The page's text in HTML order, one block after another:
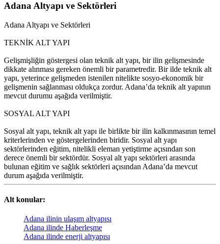
Adana Altyapı ve Sektörleri
Adana Altyapı ve Sektörleri
TEKNİK ALT YAPI
Gelişmişliğin göstergesi olan teknik alt yapı, bir ilin gelişmesinde
dikkate alınması gereken önemli bir parametredir. Bir ilde teknik alt
yapı, yeterince gelişmeden istenilen nitelikte sosyo-ekonomik bir
gelişmenin sağlanması oldukça zordur. Adana’da teknik alt yapının
mevcut durumu aşağıda verilmiştir.
SOSYAL ALT YAPI
Sosyal alt yapı, teknik alt yapı ile birlikte bir ilin kalkınmasının temel
kriterlerinden ve göstergelerinden biridir. Sosyal alt yapı
sektörlerinden eğitim, nitelikli eleman yetiştirme açısından son
derece önemli bir sektördür. Sosyal alt yapı sektörleri arasında
bulunan eğitim ve sağlık sektörleri açısından Adana’da mevcut
durum aşağıda verilmiştir.
Alt konular:
Adana ilinin ulaşım altyapısı
Adana ilinde Haberleşme
Adana ilinde enerji altyapısı